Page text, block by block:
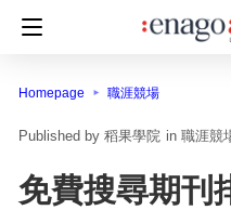
Homepage 職涯競場
稻果學院 in 職涯競
免費搜尋期刊